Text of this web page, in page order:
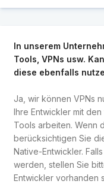
In unserem
Tools, VPNs usw.
diese ebenfalls
Ja, wir können VPNs
Ihre Entwickler mit
Tools arbeiten. Wenn
berücksichtigen Sie
Native-Entwickler.
werden, stellen Sie
Entwickler vorhanden